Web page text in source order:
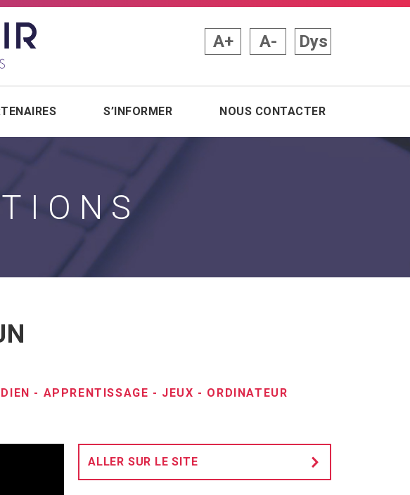
A+ A- Dys
S’INFORMER NOUS CONTACTER
- APPRENTISSAGE - JEUX - ORDINATEUR
ALLER SUR LE SITE